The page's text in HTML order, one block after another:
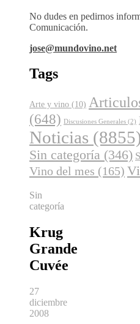
No dudes en pedirnos
Comunicación.
jose@mundovino.net
Tags
Arte y vino (10)
(648) Discusiones Generales (2)
Noticias
Sin categoría (346)
Vino del mes (165)
Sin
categoría
Krug
Grande
Cuvée
27
diciembre
2008